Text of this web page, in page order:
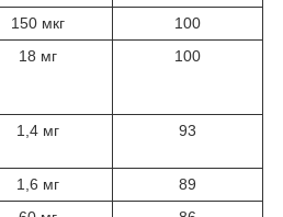
150 мкг
100
18 мг 100
1,4 мг 93
1,6 мг
89